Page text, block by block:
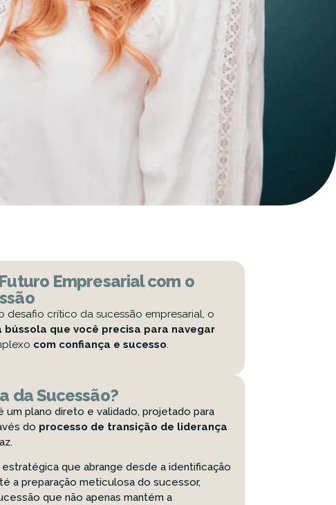
Empresarial com o
desafio crítico da sucessão empresarial, o
bússola que você precisa para navegar
com confiança e sucesso.
da Sucessão?
um plano direto e validado, projetado para
do processo de transição de liderança
que abrange desde a identificação
a preparação meticulosa do sucessor,
que não apenas mantém a